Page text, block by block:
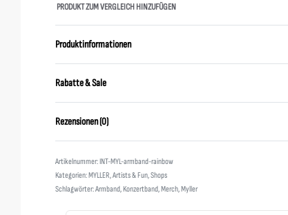
PRODUKT ZUM VERGLEICH HINZUFÜGEN
Produktinformationen
Rabatte & Sale
Rezensionen (0)
INT-MYL-armband-rainbow
Kategorien:MYLLER,Artists & Fun,Shops
Schlagwörter:Armband,Konzertband,Merch,Myller